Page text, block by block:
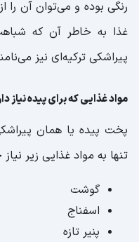
رنگی بوده و می‌توان آن را
غذا به خاطر آن که
پیراشکی ترکیه‌ای نیز
مواد غذایی که برای پیده نیاز
پخت پیده یا همان
تنها به مواد غذایی زیر
گوشت
اسفناج
پنیر تازه